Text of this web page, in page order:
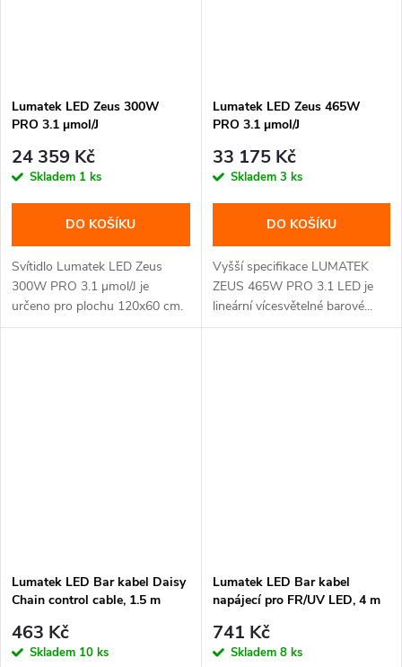
Lumatek LED Zeus 300W
PRO 3.1 µmol/J
24 359 Kč
Skladem 1 ks
DO KOŠÍKU
Svítidlo Lumatek LED Zeus
300W PRO 3.1 µmol/J je
určeno pro plochu 120x60 cm.
Lumatek LED Zeus 465W
PRO 3.1 µmol/J
33 175 Kč
Skladem 3 ks
DO KOŠÍKU
Vyšší specifikace LUMATEK
ZEUS 465W PRO 3.1 LED je
lineární vícesvětelné barové...
Lumatek LED Bar kabel Daisy
Chain control cable, 1.5 m
463 Kč
Skladem 10 ks
Lumatek LED Bar kabel
napájecí pro FR/UV LED, 4 m
741 Kč
Skladem 8 ks